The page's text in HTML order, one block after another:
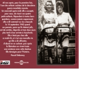
de Me Serge
06/87 à Lyon.